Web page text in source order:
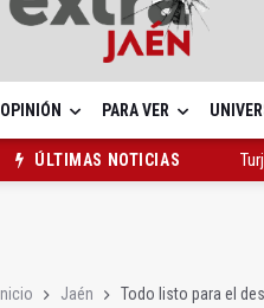
OPINIÓN PARA VER
ÚLTIMAS NOTICIAS
Inicio Jaén Todo listo para el